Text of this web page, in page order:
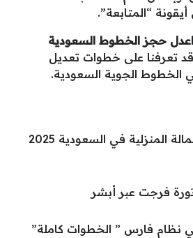
أيقونة “المتابعة”.
حجز الخطوط السعودية
تعرفنا على خطوات تعديل
الخطوط الجوية السعودية.
طريقة نقل كفالة العمالة المنزلية في السعودية 2025
فرجت عبر أبشر
نظام فارس ” الخطوات كاملة”